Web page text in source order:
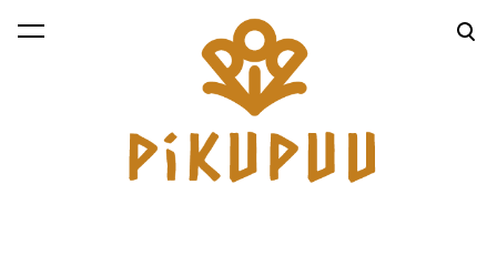
lisati ostukorvi. Vaata ostukorvi